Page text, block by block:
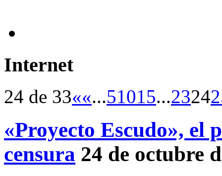
Internet
24 de 33««...51015...2324
«Proyecto Escudo», el
censura 24 de octubre